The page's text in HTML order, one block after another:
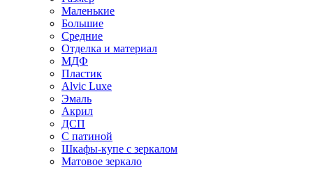
Маленькие
Большие
Средние
Отделка и материал
МДФ
Пластик
Alvic Luxe
Эмаль
Акрил
ДСП
С патиной
Шкафы-купе с зеркалом
Матовое зеркало